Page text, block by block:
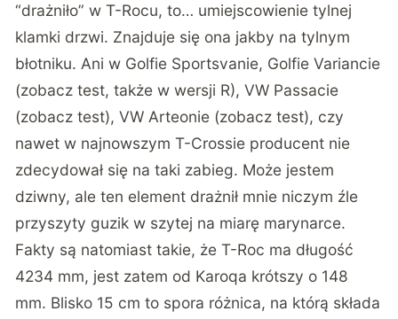
“drażniło” w T-Rocu, to… umiejscowienie tylnej
klamki drzwi. Znajduje się ona jakby na tylnym
błotniku. Ani w Golfie Sportsvanie, Golfie Variancie
(zobacz test, takżew wersji R), VW Passacie
(zobacz test), VW Arteonie (zobacz test), czy
nawet w najnowszym T-Crossie producent nie
zdecydował się na taki zabieg. Może jestem
dziwny, ale ten element drażnił mnie niczym źle
przyszyty guzik w szytej na miarę marynarce.
Fakty są natomiast takie, że T-Roc ma długość
4234 mm, jest zatem od Karoqa krótszy o 148
mm. Blisko 15 cm to spora różnica, na którą składa